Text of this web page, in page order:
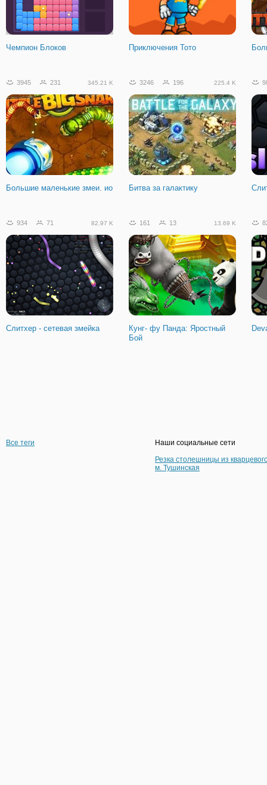
Зомби на арене -
многопользовательская
Рыбка Ест Рыбку 3
Зимнее сражение
Чемпион Блоков Приключения Тото
3945 231 345.21 K
Большие маленькие змеи. ио
3246 196 225.4 K
Битва за галактику
934 71 82.97 K
Слитхер - сетевая змейка
161 13 13.69 K
Кунг- фу Панда: Яростный
Бой
Все теги
Наши социальные сети
Резка столешницы из
м. Тушинская